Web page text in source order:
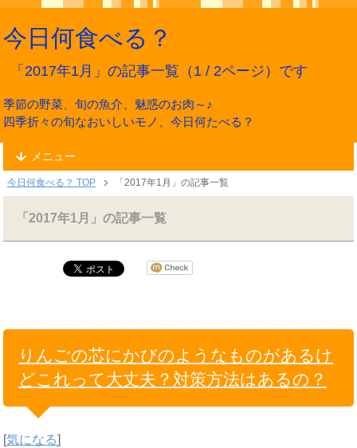
今日何食べる？
「2017年1月」の記事一覧（1 / 2ページ）です
季節の野菜、旬の魚介、魅惑のお肉～♪
四季折々の旬なおいしいモノ、今日何たべる？
メニュー
今日何食べる？ TOP 「2017年1月」の記事一覧
「2017年1月」の記事一覧
りんごの芯にかびのようなものがあるけ
どこれって大丈夫？対策方法はあるの？
[気になる]